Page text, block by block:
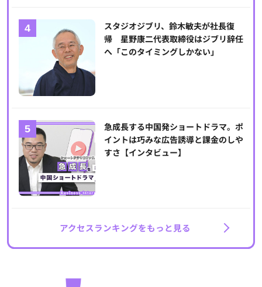
スタジオジブリ、鈴木敏夫が社長復
帰 星野康二代表取締役はジブリ辞任
へ「このタイミングしかない」
急成長する中国発ショートドラマ。ポ
イントは巧みな広告誘導と課金のしや
すさ【インタビュー】
アクセスランキングをもっと見る